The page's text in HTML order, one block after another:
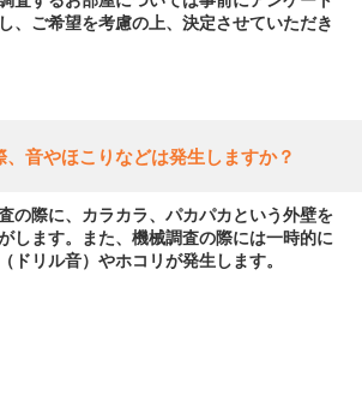
、ご希望を考慮の上、決定させていただき
、音やほこりなどは発生しますか？
の際に、カラカラ、パカパカという外壁を
します。また、機械調査の際には一時的に
ドリル音）やホコリが発生します。